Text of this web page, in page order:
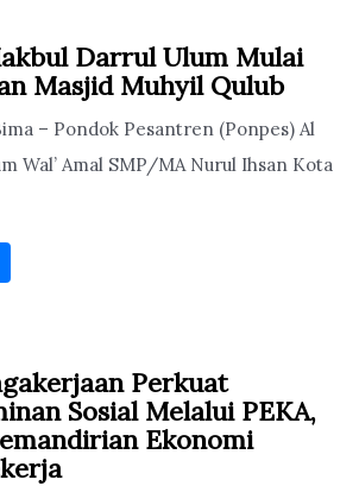
Darrul Ulum Mulai
Masjid Muhyil Qulub
– Pondok Pesantren (Ponpes) Al
Wal’ Amal SMP/MA Nurul Ihsan Kota
Perkuat
Sosial Melalui PEKA,
Ekonomi